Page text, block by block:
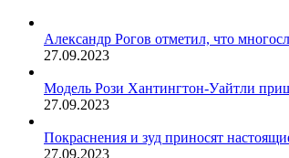
Александр Рогов отметил, что
27.09.2023
Модель Рози Хантингтон-Уайтли
27.09.2023
Покраснения и зуд приносят
27.09.2023